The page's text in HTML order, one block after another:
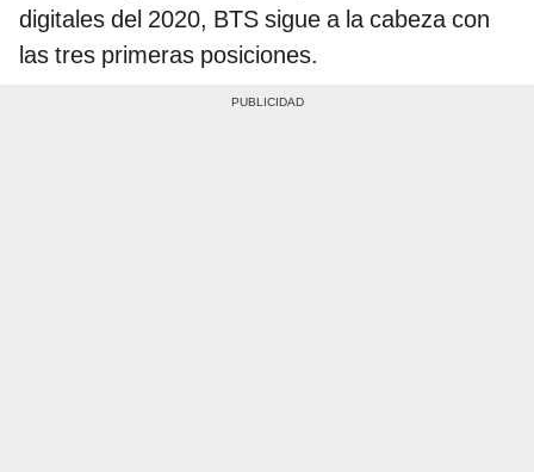
digitales del 2020, BTS sigue a la cabeza con
las tres primeras posiciones.